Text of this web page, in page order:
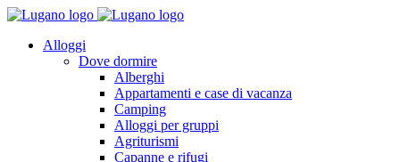
Alloggi
Dove dormire
Alberghi
Appartamenti e case di vacanza
Camping
Alloggi per gruppi
Agriturismi
Capanne e rifugi